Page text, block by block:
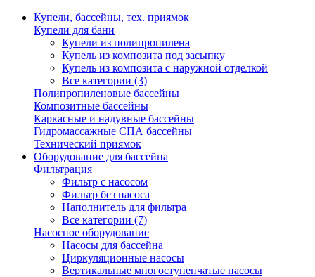
Купели, бассейны, тех. приямок
Купели для бани
Купели из полипропилена
Купель из композита под засыпку
Купель из композита с наружной отделкой
Все категории (3)
Полипропиленовые бассейны
Композитные бассейны
Каркасные и надувные бассейны
Гидромассажные СПА бассейны
Технический приямок
Оборудование для бассейна
Фильтрация
Фильтр с насосом
Фильтр без насоса
Наполнитель для фильтра
Все категории (7)
Насосное оборудование
Насосы для бассейна
Циркуляционные насосы
Вертикальные многоступенчатые насосы